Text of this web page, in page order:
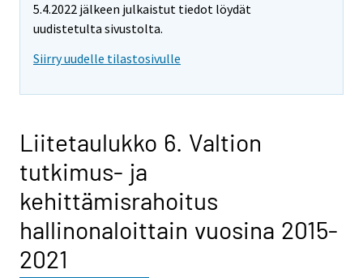
5.4.2022 jälkeen julkaistut tiedot löydät
uudistetulta sivustolta.
Siirry uudelle tilastosivulle
Liitetaulukko 6. Valtion
tutkimus- ja
kehittämisrahoitus
hallinonaloittain vuosina 2015-
2021